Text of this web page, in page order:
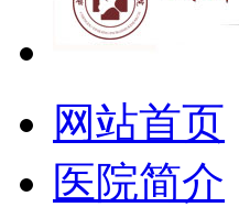
网站首页
医院简介